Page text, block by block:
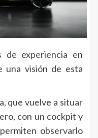
de experiencia en
una visión de esta
que vuelve a situar
con un cockpit y
observarlo